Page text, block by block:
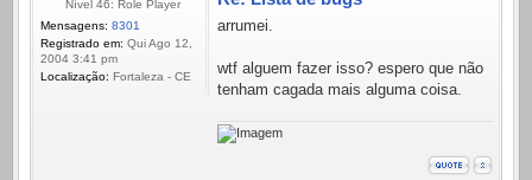
Nível 46: Role Player
Mensagens: 8301
Registrado em: Qui Ago 12,
2004 3:41 pm
Localização: Fortaleza - CE
arrumei.
wtf alguem fazer isso? espero que não
tenham cagada mais alguma coisa.